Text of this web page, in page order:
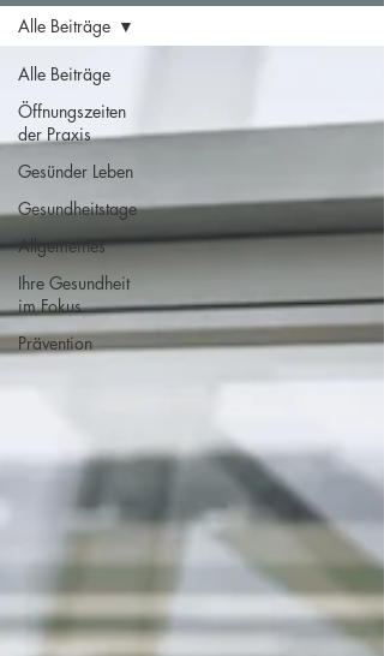
Alle Beiträge
Öffnungszeiten
der Praxis
Gesünder Leben
Gesundheitstage
Allgemeines
Ihre Gesundheit
im Fokus
Prävention
Alle Beiträge